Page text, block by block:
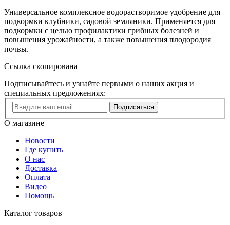
Универсальное комплексное водорастворимое удобрение для
подкормки клубники, садовой земляники. Применяется для
подкормки с целью профилактики грибных болезней и
повышения урожайности, а также повышения плодородия
почвы.
Ссылка скопирована
Подписывайтесь и узнайте первыми о наших акция и
специальных предложениях:
Подписаться
О магазине
Новости
Где купить
О нас
Доставка
Оплата
Видео
Помощь
Каталог товаров